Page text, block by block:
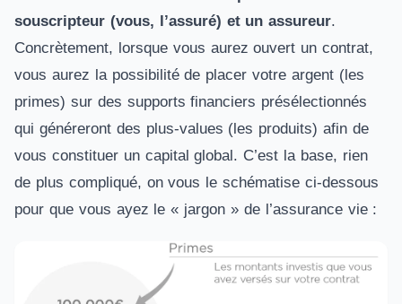
souscripteur (vous, l’assuré) et un assureur.
Concrètement, lorsque vous aurez ouvert un contrat,
vous aurez la possibilité de placer votre argent (les
primes) sur des supports financiers présélectionnés
qui généreront des plus-values (les produits) afin de
vous constituer un capital global. C’est la base, rien
de plus compliqué, on vous le schématise ci-dessous
pour que vous ayez le « jargon » de l’assurance vie :